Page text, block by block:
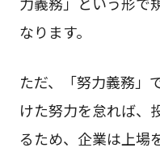
なります。
ただ、「努力義務」
けた努力を怠れば、
るため、企業は上場